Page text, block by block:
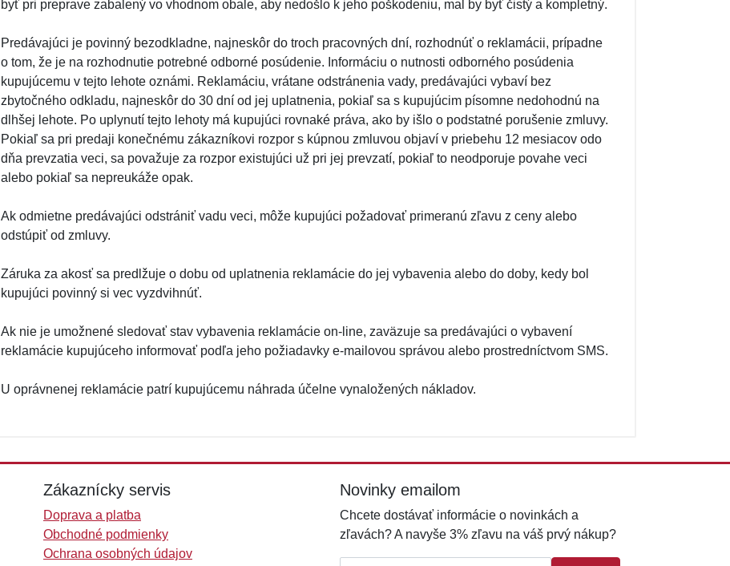
byť pri preprave zabalený vo vhodnom obale, aby nedošlo k jeho poškodeniu, mal by byť čistý a kompletný.
Predávajúci je povinný bezodkladne, najneskôr do troch pracovných dní, rozhodnúť o reklamácii, prípadne
o tom, že je na rozhodnutie potrebné odborné posúdenie. Informáciu o nutnosti odborného posúdenia
kupujúcemu v tejto lehote oznámi. Reklamáciu, vrátane odstránenia vady, predávajúci vybaví bez
zbytočného odkladu, najneskôr do 30 dní od jej uplatnenia, pokiaľ sa s kupujúcim písomne nedohodnú na
dlhšej lehote. Po uplynutí tejto lehoty má kupujúci rovnaké práva, ako by išlo o podstatné porušenie zmluvy.
Pokiaľ sa pri predaji konečnému zákazníkovi rozpor s kúpnou zmluvou objaví v priebehu 12 mesiacov odo
dňa prevzatia veci, sa považuje za rozpor existujúci už pri jej prevzatí, pokiaľ to neodporuje povahe veci
alebo pokiaľ sa nepreukáže opak.
Ak odmietne predávajúci odstrániť vadu veci, môže kupujúci požadovať primeranú zľavu z ceny alebo
odstúpiť od zmluvy.
Záruka za akosť sa predlžuje o dobu od uplatnenia reklamácie do jej vybavenia alebo do doby, kedy bol
kupujúci povinný si vec vyzdvihnúť.
Ak nie je umožnené sledovať stav vybavenia reklamácie on-line, zaväzuje sa predávajúci o vybavení
reklamácie kupujúceho informovať podľa jeho požiadavky e-mailovou správou alebo prostredníctvom SMS.
U oprávnenej reklamácie patrí kupujúcemu náhrada účelne vynaložených nákladov.
Zákaznícky servis
Doprava a platba
Obchodné podmienky
Ochrana osobných údajov
Novinky emailom
Chcete dostávať informácie o novinkách a
zľavách? A navyše 3% zľavu na váš prvý nákup?